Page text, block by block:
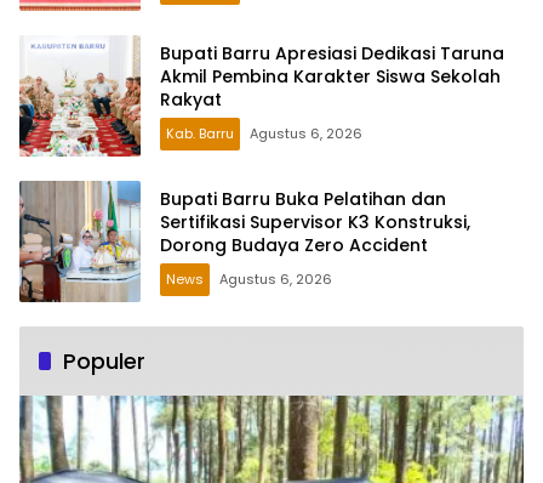
Bupati Barru Apresiasi Dedikasi Taruna
Akmil Pembina Karakter Siswa Sekolah
Rakyat
Kab. Barru Agustus 6, 2026
Bupati Barru Buka Pelatihan dan
Sertifikasi Supervisor K3 Konstruksi,
Dorong Budaya Zero Accident
News Agustus 6, 2026
Populer